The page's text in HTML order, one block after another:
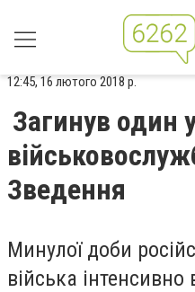
12:45, 16 лютого 2018 р.
Загинув один
Зведення
Минулої доби
війська